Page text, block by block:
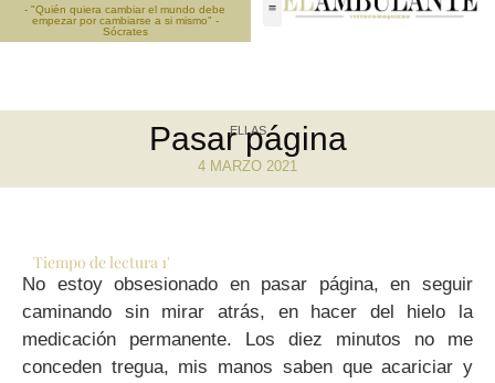
- "Quién quiera cambiar el mundo debe
empezar por cambiarse a si mismo" -
Sócrates
ELLAS
Pasar página
4 MARZO 2021
Tiempo de lectura 1'
No estoy obsesionado en pasar página, en seguir
caminando sin mirar atrás, en hacer del hielo la
medicación permanente. Los diez minutos no me
conceden tregua, mis manos saben que acariciar y